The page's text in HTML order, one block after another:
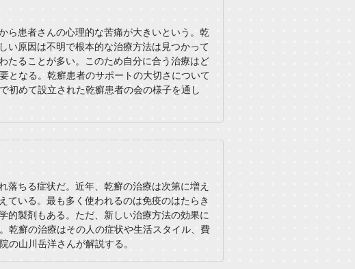
ら患者さんの心理的な苦痛が大きいという。乾
い原因は不明で根本的な治療方法は見つかって
たることが多い。このため自分に合う治療はど
となる。乾癬患者のサポートの大切さについて
初めて設立された乾癬患者の会の様子を通し
ちる症状だ。近年、乾癬の治療は次第に増え
ている。最も多く使われるのは免疫のはたらき
的製剤もある。ただ、新しい治療方法の効果に
乾癬の治療はその人の症状や生活スタイル、費
の山川岳洋さんが解説する。